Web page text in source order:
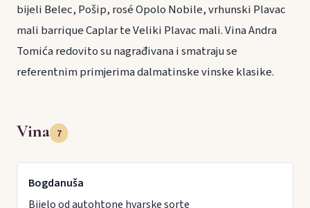
bijeli Belec, Pošip, rosé Opolo Nobile, vrhunski Plavac
mali barrique Caplar te Veliki Plavac mali. Vina Andra
Tomića redovito su nagrađivana i smatraju se
referentnim primjerima dalmatinske vinske klasike.
Vina 7
Bogdanuša
Bijelo od autohtone hvarske sorte